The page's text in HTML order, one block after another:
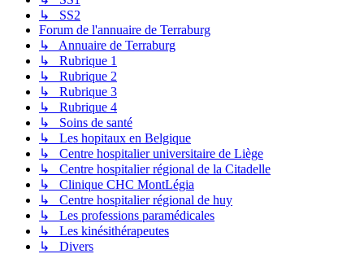
↳ SS2
Forum de l'annuaire de Terraburg
↳ Annuaire de Terraburg
↳ Rubrique 1
↳ Rubrique 2
↳ Rubrique 3
↳ Rubrique 4
↳ Soins de santé
↳ Les hopitaux en Belgique
↳ Centre hospitalier universitaire de Liège
↳ Centre hospitalier régional de la Citadelle
↳ Clinique CHC MontLégia
↳ Centre hospitalier régional de huy
↳ Les professions paramédicales
↳ Les kinésithérapeutes
↳ Divers